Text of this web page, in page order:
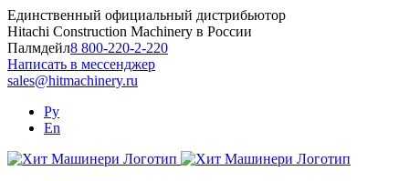
Skip
to
content
Единственный официальный дистрибьютор
Hitachi Construction Machinery в России
Палмдейл8 800-220-2-220
Написать в мессенджер
sales@hitmachinery.ru
Ру
En